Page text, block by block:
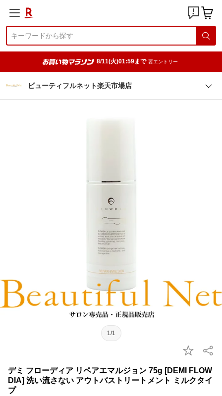
8/11(火)01:59まで 要エントリー
ビューティフルネット楽天市場店
1/1
デミ フローディア リペアエマルジョン 75g [DEMI FLOW
DIA] 洗い流さない アウトバストリートメント ミルクタイ
プ